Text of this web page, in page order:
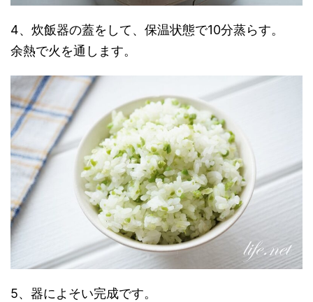
4、炊飯器の蓋をして、保温状態で10分蒸らす。
余熱で火を通します。
5、器によそい完成です。